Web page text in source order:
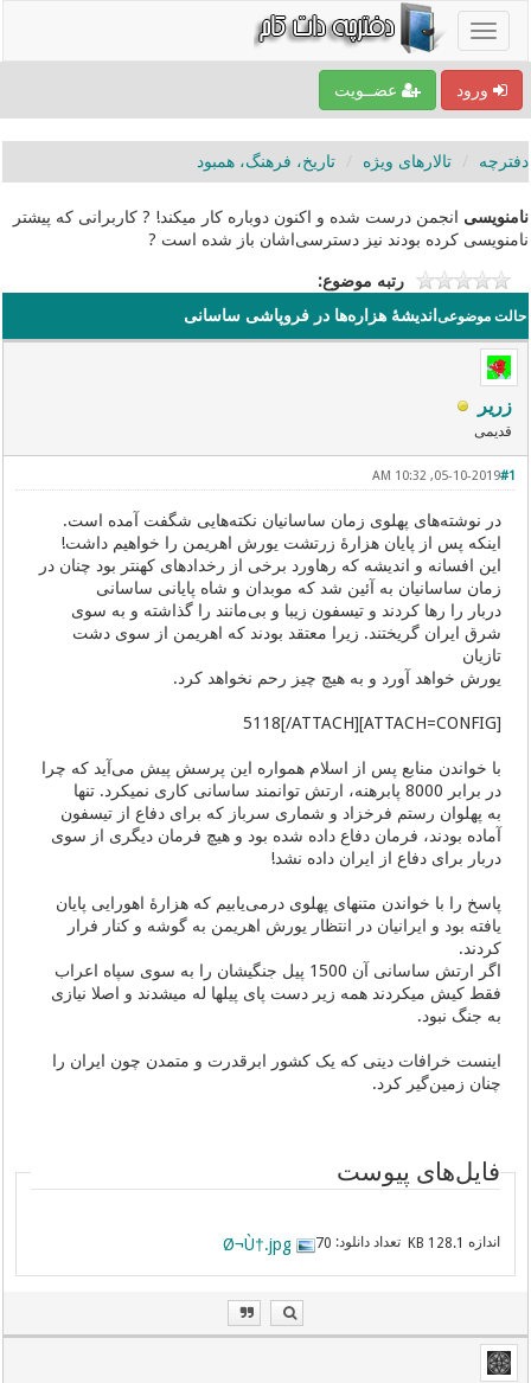
ورود عضــویت
دفترچه تالارهای ویژه تاریخ، فرهنگ، همبود
نامنویسی انجمن درست شده و اکنون دوباره کار میکند! ? کاربرانی که پیشتر
نامنویسی کرده بودند نیز دسترسی‌اشان باز شده است ?
رتبه موضوع:
حالت موضوعی اندیشۀ هزاره‌ها در فروپاشی ساسانی
زریر
قدیمی
#1
05-10-2019, 10:32 AM
در نوشته‌های پهلوی زمان ساسانیان نکته‌هایی شگفت آمده است.
اینکه پس از پایان هزارۀ زرتشت یورش اهریمن را خواهیم داشت!
این افسانه و اندیشه‌ که رهاورد برخی از رخدادهای کهنتر بود چنان در
زمان ساسانیان به آئین شد که موبدان و شاه پایانی ساسانی
دربار را رها کردند و تیسفون زیبا و بی‌مانند را گذاشته و به سوی
شرق ایران گریختند. زیرا معتقد بودند که اهریمن از سوی دشت
تازیان
یورش خواهد آورد و به هیچ چیز رحم نخواهد کرد.
[ATTACH=CONFIG]5118[/ATTACH]
با خواندن منابع پس از اسلام همواره این پرسش پیش می‌آید که چرا
در برابر 8000 پابرهنه، ارتش توانمند ساسانی کاری نمیکرد. تنها
به پهلوان رستم فرخزاد و شماری سرباز که برای دفاع از تیسفون
آماده بودند، فرمان دفاع داده شده بود و هیچ فرمان دیگری از سوی
دربار برای دفاع از ایران داده نشد!
پاسخ را با خواندن متنهای پهلوی درمی‌یابیم که هزارۀ اهورایی پایان
یافته بود و ایرانیان در انتظار یورش اهریمن به گوشه و کنار فرار
کردند.
اگر ارتش ساسانی آن 1500 پیل جنگیشان را به سوی سپاه اعراب
فقط کیش میکردند همه زیر دست پای پیلها له میشدند و اصلا نیازی
به جنگ نبود.
اینست خرافات دینی که یک کشور ابرقدرت و متمدن چون ایران را
چنان زمین‌گیر کرد.
فایل‌های پیوست
Ø¬Ù†.jpg اندازه 128.1 KB تعداد دانلود: 70